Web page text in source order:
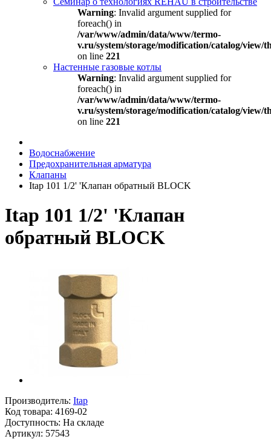
Warning: Invalid argument supplied for
foreach() in
/var/www/admin/data/www/termo-
v.ru/system/storage/modification/catalog/view/
on line 221
Настенные газовые котлы
Warning: Invalid argument supplied for
foreach() in
/var/www/admin/data/www/termo-
v.ru/system/storage/modification/catalog/view/
on line 221
Водоснабжение
Предохранительная арматура
Клапаны
Itap 101 1/2' 'Клапан обратный BLOCK
Itap 101 1/2' 'Клапан
обратный BLOCK
Производитель: Itap
Код товара: 4169-02
Доступность: На складе
Артикул: 57543